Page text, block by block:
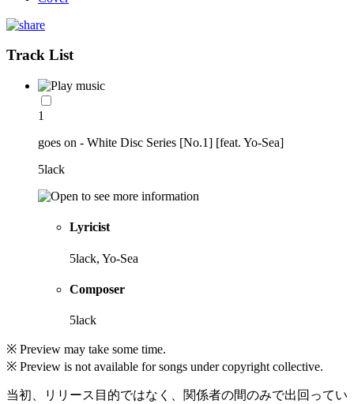
Track List
1
goes on - White Disc Series [No.1] [feat. Yo-Sea]
5lack
Lyricist
5lack, Yo-Sea
Composer
5lack
※ Preview may take some time.
※ Preview is not available for songs under copyright collective.
当初、リリース目的ではなく、関係者の間のみで出回ってい